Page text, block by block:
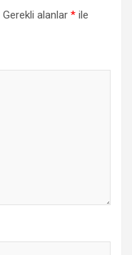
Gerekli alanlar * ile